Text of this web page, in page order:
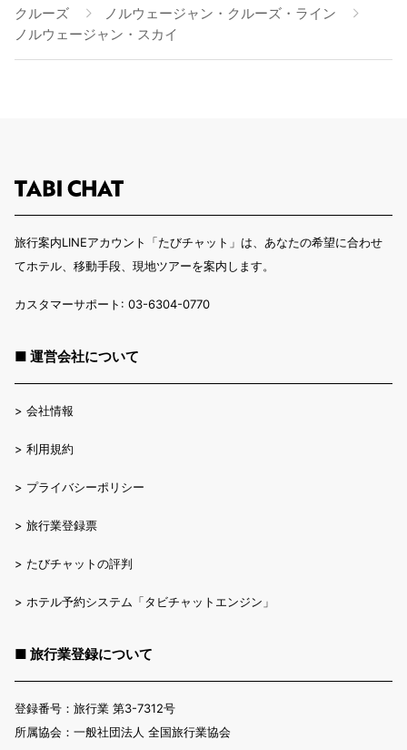
クルーズ
ノルウェージャン・クルーズ・ライン
ノルウェージャン・スカイ
旅行案内LINEアカウント「たびチャット」は、あなたの希望に合わせ
てホテル、移動手段、現地ツアーを案内します。
カスタマーサポート: 03-6304-0770
■ 運営会社について
> 会社情報
> 利用規約
> プライバシーポリシー
> 旅行業登録票
> たびチャットの評判
> ホテル予約システム「タビチャットエンジン」
■ 旅行業登録について
登録番号：旅行業 第3-7312号
所属協会：一般社団法人 全国旅行業協会